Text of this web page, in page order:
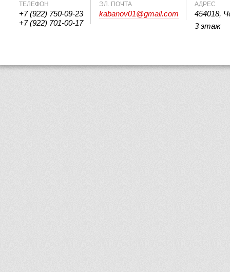
ТЕЛЕФОН
+7 (922) 750-09-23
+7 (922) 701-00-17
ЭЛ. ПОЧТА
kabanov01@gmail.com
АДРЕС
454018,
3 этаж